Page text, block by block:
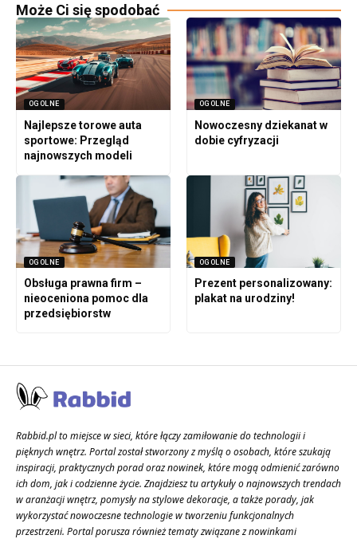
Może Ci się spodobać
OGOLNE
Najlepsze torowe auta
sportowe: Przegląd
najnowszych modeli
OGOLNE
Nowoczesny dziekanat w
dobie cyfryzacji
OGOLNE
Obsługa prawna firm –
nieoceniona pomoc dla
przedsiębiorstw
OGOLNE
Prezent personalizowany:
plakat na urodziny!
Rabbid.pl to miejsce w sieci, które łączy zamiłowanie do technologii i
pięknych wnętrz. Portal został stworzony z myślą o osobach, które szukają
inspiracji, praktycznych porad oraz nowinek, które mogą odmienić zarówno
ich dom, jak i codzienne życie. Znajdziesz tu artykuły o najnowszych trendach
w aranżacji wnętrz, pomysły na stylowe dekoracje, a także porady, jak
wykorzystać nowoczesne technologie w tworzeniu funkcjonalnych
przestrzeni. Portal porusza również tematy związane z nowinkami